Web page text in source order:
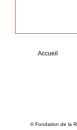
Accueil
© Fondation de la